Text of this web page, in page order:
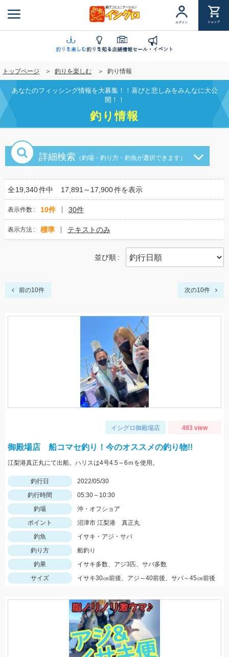
ン
に
移
動
ログイン ショップ
釣りを楽しむ釣りを知る店舗情報セール・イベント
トップページ 釣りを楽しむ 釣り情報
あなたのフィッシング情報を大募集！！喜びと悲しみをみんなに大公
開！！
釣り情報
詳細検索 （釣場・釣り方・釣魚が選択できます）
全19,340件中 17,891～17,900件を表示
表示件数 10件 30件
表示方法 標準 テキストのみ
並び順
前の10件 次の10件
イシグロ御殿場店 493 view
御殿場店 船コマセ釣り！今のオススメの釣り物!!
江梨港真正丸にて出船。ハリスは4号4.5～6ｍを使用。
釣行日
2022/05/30
釣行時間
05:30～10:30
釣場
沖・オフショア
ポイント
沼津市 江梨港 真正丸
釣魚
イサキ・アジ・サバ
釣り方
船釣り
釣果
イサキ多数、アジ3匹、サバ多数
サイズ
イサキ30㎝前後、アジ～40前後、サバ～45㎝前後